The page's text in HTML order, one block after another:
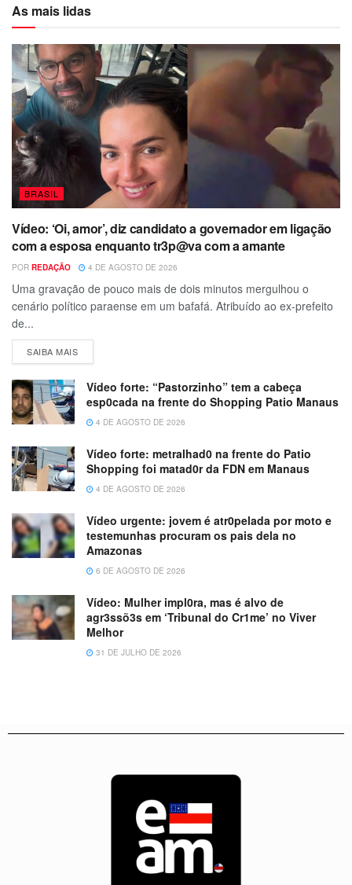
As mais lidas
BRASIL
Vídeo: ‘Oi, amor’, diz candidato a governador em ligação
com a esposa enquanto tr3p@va com a amante
POR REDAÇÃO 4 DE AGOSTO DE 2026
Uma gravação de pouco mais de dois minutos mergulhou o
cenário político paraense em um bafafá. Atribuído ao ex-prefeito
de...
SAIBA MAIS
Vídeo forte: “Pastorzinho” tem a cabeça
esp0cada na frente do Shopping Patio Manaus
4 DE AGOSTO DE 2026
Vídeo forte: metralhad0 na frente do Patio
Shopping foi matad0r da FDN em Manaus
4 DE AGOSTO DE 2026
Vídeo urgente: jovem é atr0pelada por moto e
testemunhas procuram os pais dela no
Amazonas
6 DE AGOSTO DE 2026
Vídeo: Mulher impl0ra, mas é alvo de
agr3ssõ3s em ‘Tribunal do Cr1me’ no Viver
Melhor
31 DE JULHO DE 2026